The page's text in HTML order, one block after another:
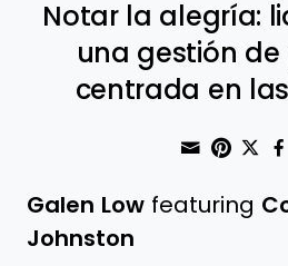
Notar la alegría:
una gestión
centrada en
Share
Print
Galen Low featuring
Johnston